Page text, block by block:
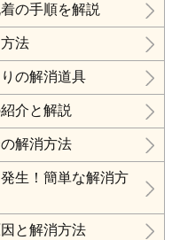
の手順を解説
法
の解消道具
介と解説
解消方法
生！簡単な解消方
と解消方法